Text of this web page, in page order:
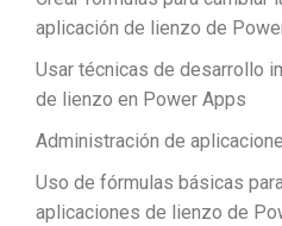
aplicación de lienzo de
Usar técnicas de desarrollo
de lienzo en Power Apps
Administración de
Uso de fórmulas básicas
aplicaciones de lienzo de